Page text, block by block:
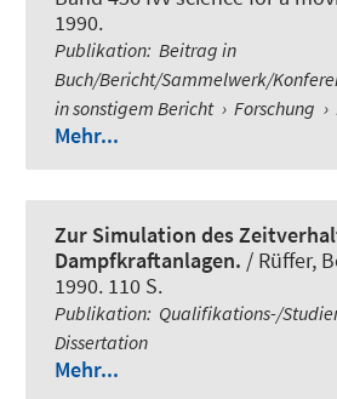
1990.
Publikation: Beitrag in
Buch/Bericht/Sammelwerk/
in sonstigem Bericht › Forschung ›
Mehr...
Zur Simulation des
Dampfkraftanlagen. / Rüffer,
1990. 110 S.
Publikation: Qualifikations-/
Dissertation
Mehr...